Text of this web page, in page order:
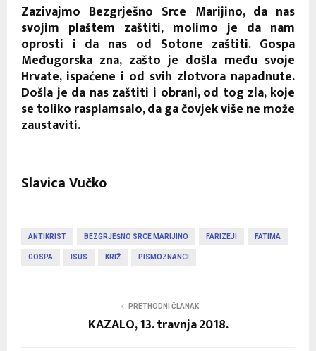
Zazivajmo Bezgrješno Srce Marijino, da nas
svojim plaštem zaštiti, molimo je da nam
oprosti i da nas od Sotone zaštiti. Gospa
Međugorska zna, zašto je došla među svoje
Hrvate, ispaćene i od svih zlotvora napadnute.
Došla je da nas zaštiti i obrani, od tog zla, koje
se toliko rasplamsalo, da ga čovjek više ne može
zaustaviti.
Slavica Vučko
ANTIKRIST BEZGRJEŠNO SRCE MARIJINO FARIZEJI FATIMA
GOSPA ISUS KRIŽ PISMOZNANCI
PRETHODNI ČLANAK
KAZALO, 13. travnja 2018.